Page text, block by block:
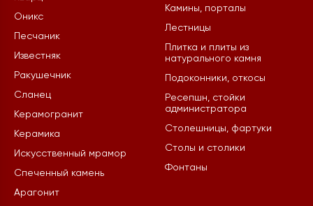
Оникс
Песчаник
Известняк
Ракушечник
Сланец
Керамогранит
Керамика
Искусственный мрамор
Спеченный камень
Арагонит
Камины, порталы
Лестницы
Плитка и плиты из
натурального камня
Подоконники, откосы
Ресепшн, стойки
администратора
Столешницы, фартуки
Столы и столики
Фонтаны